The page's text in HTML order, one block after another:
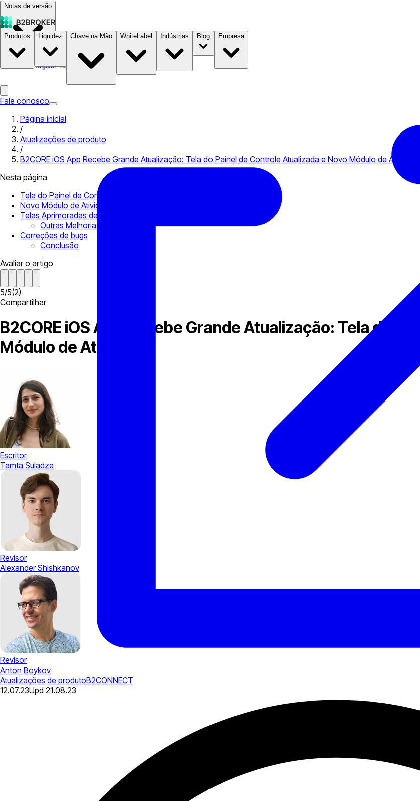
Notas de versão
DocumentaçãoPreços B2STORE
Produtos Liquidez Chave na Mão WhiteLabel Indústrias Blog Empresa
Fale conosco
Página inicial
/
Atualizações de produto
/
B2CORE iOS App Recebe Grande Atualização: Tela do Painel de Controle Atualizada e Novo Módulo de Atividade
Nesta página
Tela do Painel de Controle reformulada
Novo Módulo de Atividade
Telas Aprimoradas de Depósito/Saque
Outras Melhorias
Correções de bugs
Conclusão
Avaliar o artigo
5/5(2)
Compartilhar
B2CORE iOS App Recebe Grande Atualização: Tela do
Módulo de Atividade
Escritor
Tamta Suladze
Revisor
Alexander Shishkanov
Revisor
Anton Boykov
Atualizações de produtoB2CONNECT
12.07.23Upd 21.08.23